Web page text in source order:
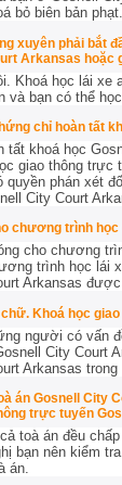
bỏ biên bản phạt.
xuyên phải bắt
Arkansas hoặc
Khoá học lái xe
và bạn có thể
chỉ hoàn tất
tất khoá học
giao thông trực
quyền phán xét
City Court
chương trình
cho chương
trình học lái
Arkansas
Khoá học
người có vấn
City Court
Arkansas
án Gosnell City
trực tuyến
toà án đều
bạn nên kiểm
án.